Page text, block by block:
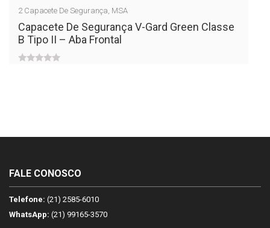
2 Capacete De Segurança, MSA
Capacete De Segurança V-Gard Green Classe
B Tipo II – Aba Frontal
FALE CONOSCO
Telefone: (21) 2585-6010
WhatsApp: (21) 99165-3570